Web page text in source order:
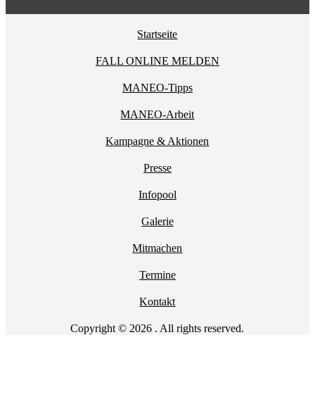
Startseite
FALL ONLINE MELDEN
MANEO-Tipps
MANEO-Arbeit
Kampagne & Aktionen
Presse
Infopool
Galerie
Mitmachen
Termine
Kontakt
Copyright © 2026 . All rights reserved.